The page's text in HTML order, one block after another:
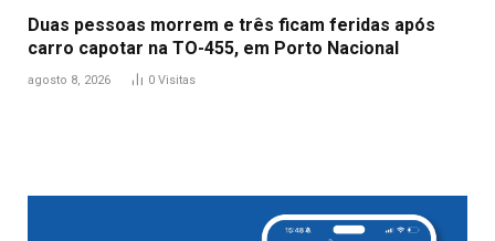
Duas pessoas morrem e três ficam feridas após
carro capotar na TO-455, em Porto Nacional
agosto 8, 2026 0 Visitas